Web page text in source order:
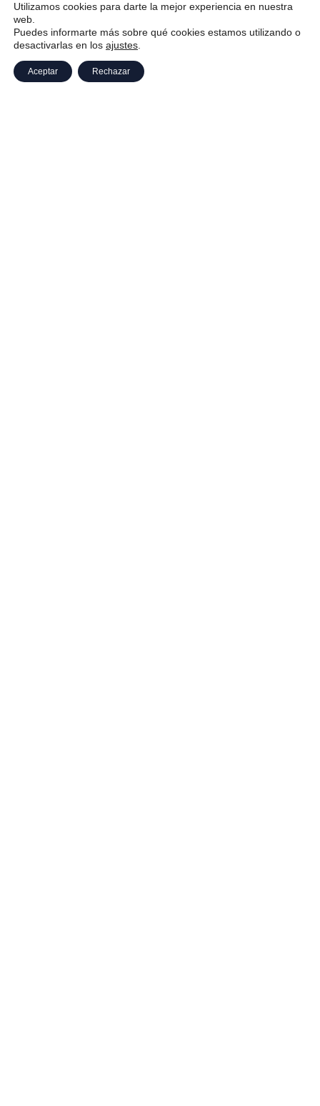
Charter Terranova
Descubre Galicia
Navega Galicia
Utilizamos cookies para darte la mejor experiencia en nuestra
web.
Puedes informarte más sobre qué cookies estamos utilizando o
desactivarlas en los ajustes
Aceptar Rechazar